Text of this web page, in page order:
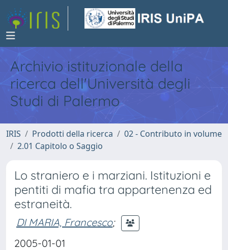
Archivio istituzionale della
ricerca dell'Università degli
Studi di Palermo
IRIS Prodotti della ricerca
02 - Contributo in volume
2.01 Capitolo o Saggio
Lo straniero e i marziani. Istituzioni e
pentiti di mafia tra appartenenza ed
estraneità.
DI MARIA, Francesco;
2005-01-01